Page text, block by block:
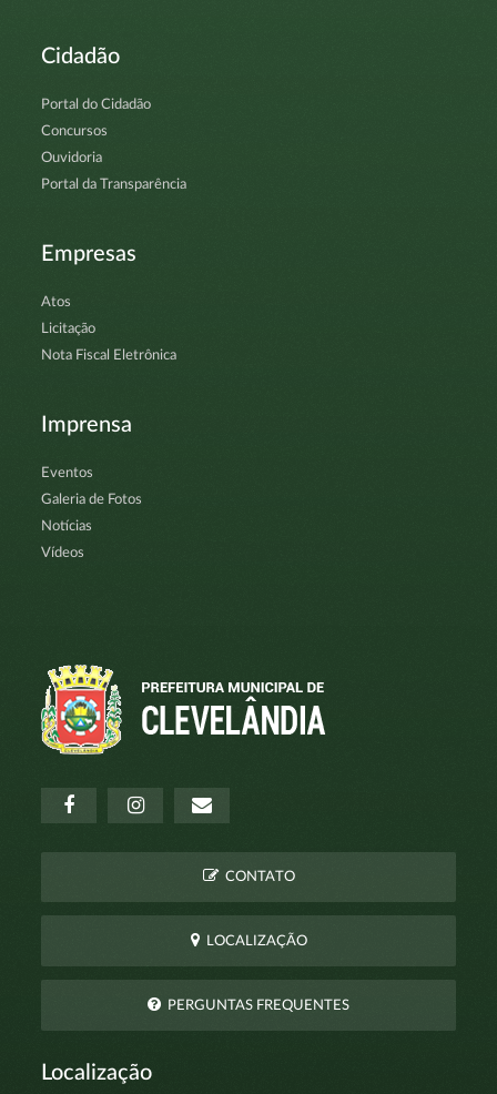
Cidadão
Portal do Cidadão
Concursos
Ouvidoria
Portal da Transparência
Empresas
Atos
Licitação
Nota Fiscal Eletrônica
Imprensa
Eventos
Galeria de Fotos
Notícias
Vídeos
CONTATO
LOCALIZAÇÃO
PERGUNTAS FREQUENTES
Localização